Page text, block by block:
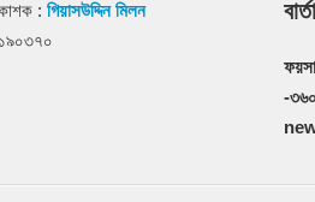
: গিয়াসউদ্দিন মিলন
-